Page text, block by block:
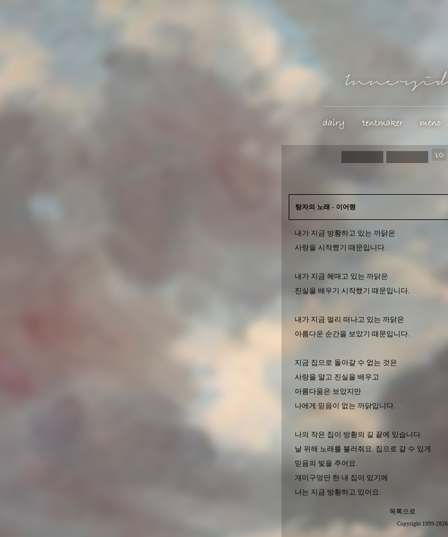
탕자의 노래 - 이어령
내가 지금 방황하고 있는 까닭은
사랑을 시작했기 때문입니다.
내가 지금 헤매고 있는 까닭은
진실을 배우기 시작했기 때문입니다.
내가 지금 멀리 떠나고 있는 까닭은
아름다운 순간을 보았기 때문입니다.
지금 집으로 돌아갈 수 없는 것은
사랑을 알고 진실을 배우고
아름다움은 보았지만
나에게 믿음이 없는 까닭입니다.
나의 작은 집이 방황의 길 끝에 있습니다.
날 위해 노래를 불러줘요. 집으로 갈 수 있게
믿음의 빛을 주어요.
개미구멍만 한 내 집이 있기에
나는 지금 방황하고 있어요.
목록으로
Copyright 1999-2026